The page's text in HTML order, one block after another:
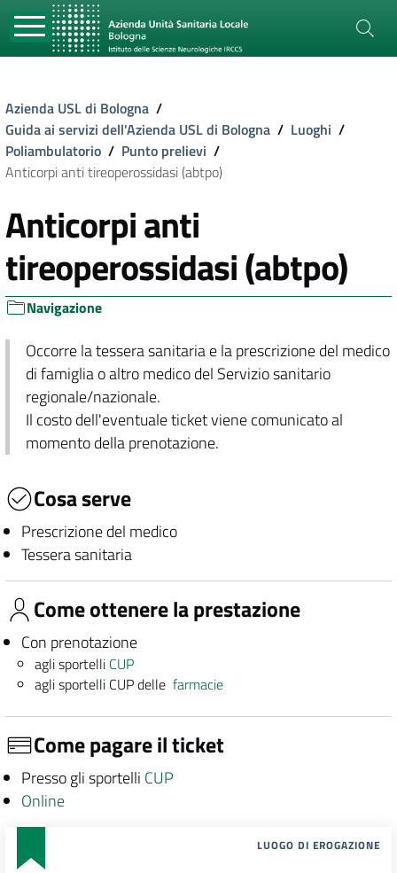
Azienda USL di Bologna /
Guida ai servizi dell'Azienda USL di Bologna / Luoghi /
Poliambulatorio / Punto prelievi /
Anticorpi anti tireoperossidasi (abtpo)
Anticorpi anti
tireoperossidasi (abtpo)
Navigazione
Occorre la tessera sanitaria e la prescrizione del medico
di famiglia o altro medico del Servizio sanitario
regionale/nazionale.
Il costo dell'eventuale ticket viene comunicato al
momento della prenotazione.
Cosa serve
Prescrizione del medico
Tessera sanitaria
Come ottenere la prestazione
Con prenotazione
agli sportelli CUP
agli sportelli CUP dellefarmacie
Come pagare il ticket
Presso gli sportelli CUP
Online
LUOGO DI EROGAZIONE